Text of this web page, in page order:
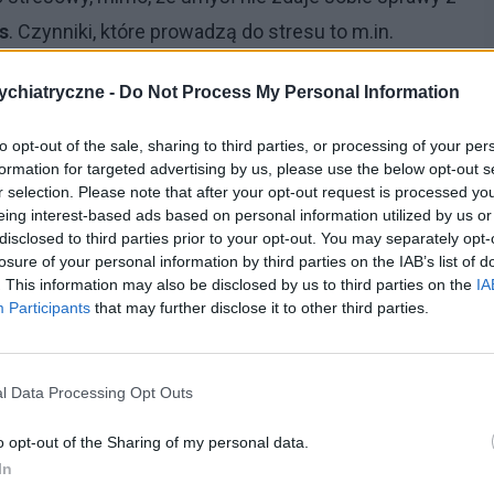
- Do Not Process My Personal Information
opt-out of the sale, sharing to third parties, or processing of your
for targeted advertising by us, please use the below opt-out
selection. Please note that after your opt-out request is processed
interest-based ads based on personal information utilized by us
to third parties prior to your opt-out. You may separately
of your personal information by third parties on the IAB’s list of
This information may also be disclosed by us to third parties on the
Participants that may further disclose it to other third parties.
Data Processing Opt Outs
opt-out of the Sharing of my personal data.
. Czynniki, które prowadzą do stresu to m.in.
Bardzo istotne są tutaj emocje. Kiedy nie
swoich potrzeb emocjonalnych. Możemy za to
je ponad własne, nierzadko działając wręcz
stresem. Żyjąc zgodnie z cudzymi
związku, czy w pracy, której nie lubimy –
nie wszystko. Stres mogą powodować także
kogoś z rodziny, orientacja seksualna,
wysiłkiem dla naszej psychiki, ponieważ
sobą samym, jak i przed otoczeniem
zaburzeń odżywiania. Dodaje:
napięcia. A to napięcie może ujawniać się w